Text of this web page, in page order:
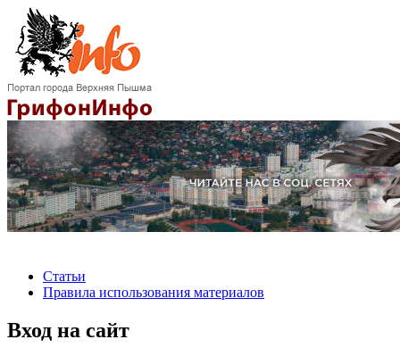
Статьи
Правила использования материалов
Вход на сайт